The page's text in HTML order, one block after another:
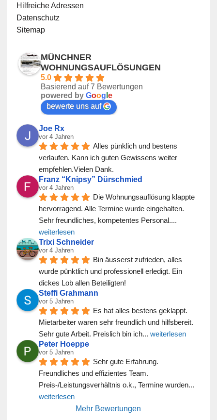
Hilfreiche Adressen
Datenschutz
Sitemap
MÜNCHNER
WOHNUNGSAUFLÖSUNGEN
5.0
Basierend auf 7 Bewertungen
powered by Goog e
bewerte uns auf
Joe Rx
vor 4 Jahren
Alles pünklich und bestens
verlaufen. Kann ich guten Gewissens weiter
empfehlen.Vielen Dank.
Franz “Knipsy” Dürschmied
vor 4 Jahren
Die Wohnungsauflösung klappte
hervorragend. Alle Termine wurde eingehalten.
Sehr freundliches, kompetentes Personal.
weiterlesen
Trixi Schneider
vor 4 Jahren
Bin äusserst zufrieden, alles
wurde pünktlich und professionell erledigt. Ein
dickes Lob allen Beteiligten!
Steffi Grahmann
vor 5 Jahren
Es hat alles bestens geklappt.
Mietarbeiter waren sehr freundlich und hilfsbereit.
Sehr gute Arbeit. Preislich bin ich... weiterlesen
Peter Hoeppe
vor 5 Jahren
Sehr gute Erfahrung.
Freundliches und effizientes Team.
Preis-/Leistungsverhältnis o.k., Termine wurden
weiterlesen
Mehr Bewertungen